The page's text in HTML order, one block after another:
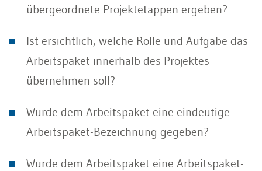
übergeordnete Projektetappen ergeben?
Ist ersichtlich, welche Rolle und Aufgabe das
Arbeitspaket innerhalb des Projektes
übernehmen soll?
Wurde dem Arbeitspaket eine eindeutige
Arbeitspaket-Bezeichnung gegeben?
Wurde dem Arbeitspaket eine Arbeitspaket-